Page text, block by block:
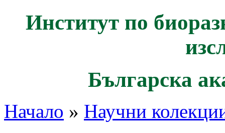
Институт по
Българска
Начало » Научни